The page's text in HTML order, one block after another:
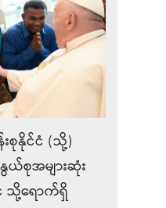
းစုနိုင်ငံ (သို့)
ယ်စုအများဆုံး
သို့ရောက်ရှိ